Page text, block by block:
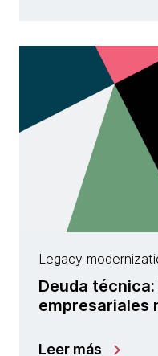
Legacy
Deuda
empresariales
Leer más